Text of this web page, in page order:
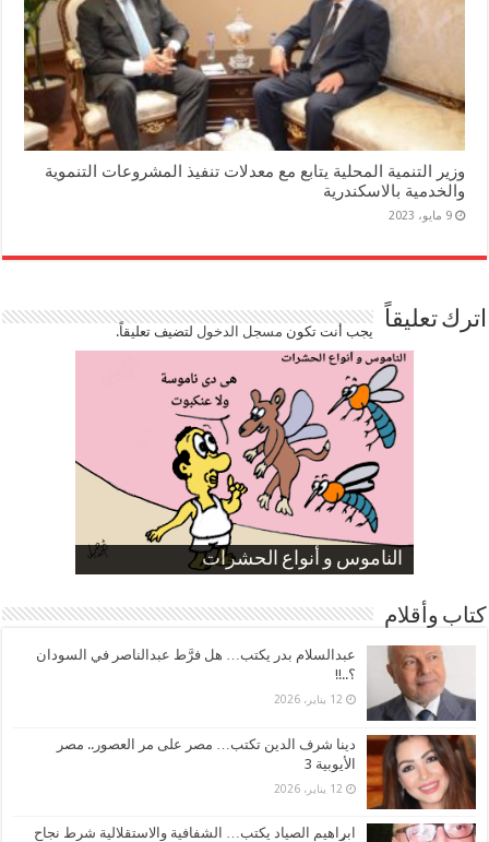
وزير التنمية المحلية يتابع مع معدلات تنفيذ المشروعات التنموية
والخدمية بالاسكندرية
9 مايو، 2023
اترك تعليقاً يجب أنت تكون مسجل الدخوللتضيف تعليقاً.
الناموس و أنواع الحشرات
الموظفين بعد ارتفاع الأسعار
ارتفاع نسبة الطلاق في مصر
صورة كاركاتيرية
صورة كاركاتيرية
كتاب وأقلام
عبدالسلام بدر يكتب… هل فرَّط عبدالناصر في السودان
؟..!!
12 يناير، 2026
دينا شرف الدين تكتب… مصر على مر العصور.. مصر
الأيوبية 3
12 يناير، 2026
ابراهيم الصياد يكتب… الشفافية والاستقلالية شرط نجاح